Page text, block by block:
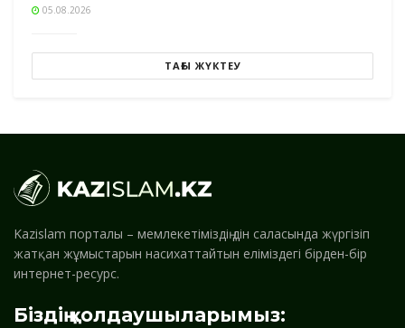
05.08.2026
ТАҒЫ ЖҮКТЕУ
Kazislam порталы – мемлекетіміздің дін саласында жүргізіп
жатқан жұмыстарын насихаттайтын еліміздегі бірден-бір
интернет-ресурс.
Біздің қолдаушыларымыз: